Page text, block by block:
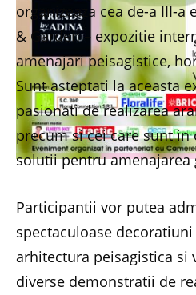
organizeaza cea de-a III-a
& Garden – expozitie
amenajari peisagistice,
Sunt asteptati la aceasta
pasionati de realizarea
precum si cei care sunt in
solutii pentru amenajarea
Participantii vor putea
spectaculoase
arhitectura peisagistica si
diverse demonstratii de